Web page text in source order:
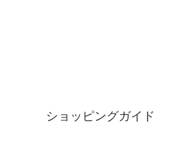
ショッピングガイド